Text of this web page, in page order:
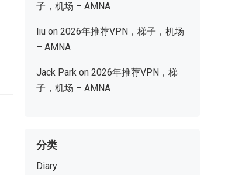
子，机场 – AMNA
liu on 2026年推荐VPN，梯子，机场
– AMNA
Jack Park on 2026年推荐VPN，梯
子，机场 – AMNA
分类
Diary